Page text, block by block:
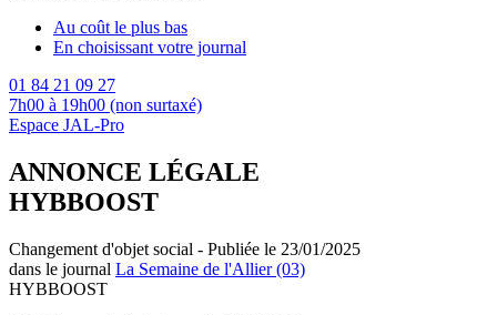
Au coût le plus bas
En choisissant votre journal
01 84 21 09 27
7h00 à 19h00 (non surtaxé)
Espace JAL-Pro
ANNONCE LÉGALE
HYBBOOST
Changement d'objet social - Publiée le 23/01/2025
dans le journal La Semaine de l'Allier (03)
HYBBOOST